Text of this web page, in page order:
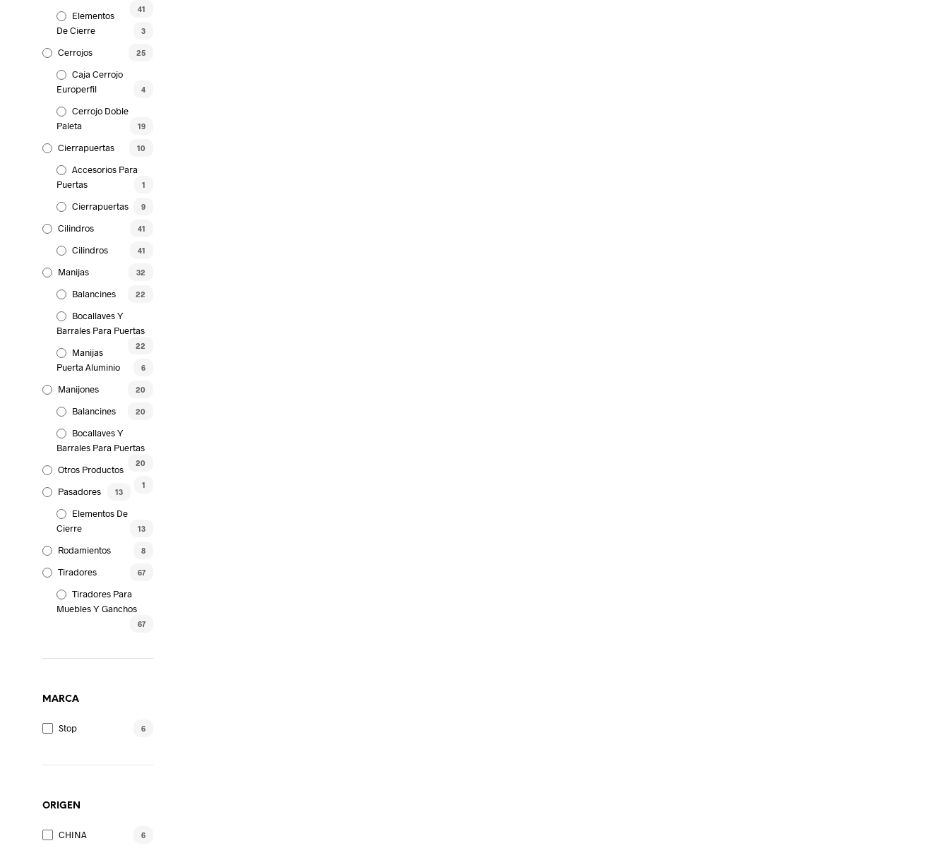
41
Elementos
De Cierre
3
Cerrojos 25
Caja Cerrojo
Europerfil
4
Cerrojo Doble
Paleta
19
Cierrapuertas 10
Accesorios Para
Puertas
1
Cierrapuertas 9
Cilindros 41
Cilindros 41
Manijas 32
Balancines 22
Bocallaves Y
Barrales Para Puertas
22
Manijas
Puerta Aluminio
6
Manijones 20
Balancines 20
Bocallaves Y
Barrales Para Puertas
20
Otros Productos
1
Pasadores 13
Elementos De
Cierre
13
Rodamientos 8
Tiradores 67
Tiradores Para
Muebles Y Ganchos
67
MARCA
Stop 6
ORIGEN
CHINA 6